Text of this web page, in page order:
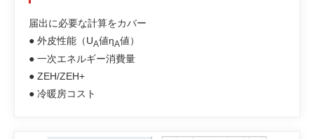
届出に必要な計算をカバー
● 外皮性能（UA値ηA値）
● 一次エネルギー消費量
● ZEH/ZEH+
● 冷暖房コスト